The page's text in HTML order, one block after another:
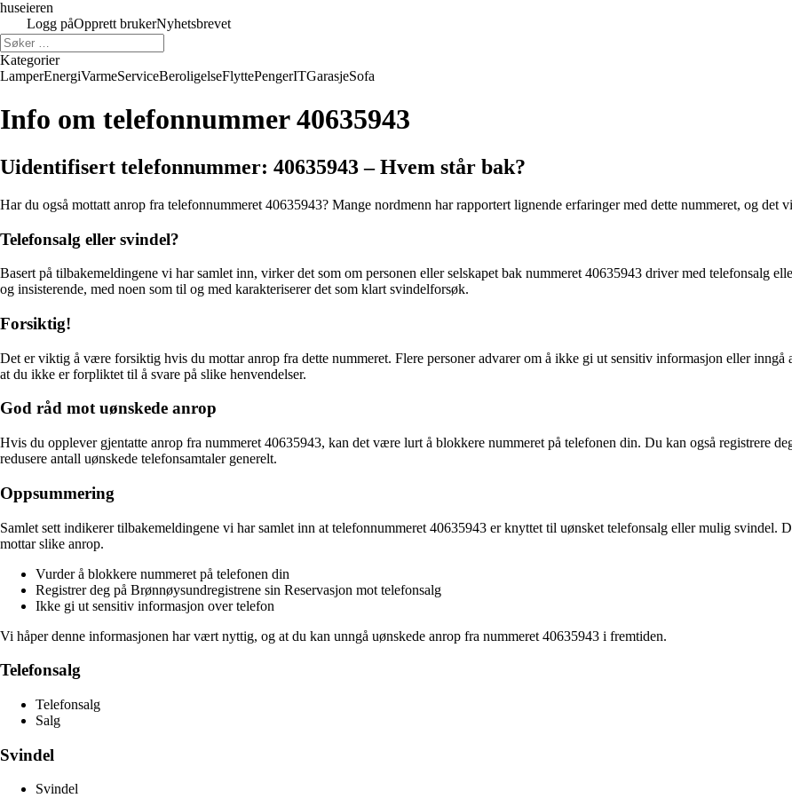
huseieren
Logg påOpprett brukerNyhetsbrevet
Kategorier
LamperEnergiVarmeServiceBeroligelseFlyttePengerITGarasjeSofa
Info om telefonnummer 40635943
Uidentifisert telefonnummer: 40635943 – Hvem står bak?
Har du også mottatt anrop fra telefonnummeret 40635943? Mange nordmenn har rapportert lignende erfaringer med dette nummeret, og
Telefonsalg eller svindel?
Basert på tilbakemeldingene vi har samlet inn, virker det som om personen eller selskapet bak nummeret 40635943 driver med telefonsalg
og insisterende, med noen som til og med karakteriserer det som klart svindelforsøk.
Forsiktig!
Det er viktig å være forsiktig hvis du mottar anrop fra dette nummeret. Flere personer advarer om å ikke gi ut sensitiv informasjon eller
at du ikke er forpliktet til å svare på slike henvendelser.
God råd mot uønskede anrop
Hvis du opplever gjentatte anrop fra nummeret 40635943, kan det være lurt å blokkere nummeret på telefonen din. Du kan også registrere
redusere antall uønskede telefonsamtaler generelt.
Oppsummering
Samlet sett indikerer tilbakemeldingene vi har samlet inn at telefonnummeret 40635943 er knyttet til uønsket telefonsalg eller mulig
mottar slike anrop.
Vurder å blokkere nummeret på telefonen din
Registrer deg på Brønnøysundregistrene sin Reservasjon mot telefonsalg
Ikke gi ut sensitiv informasjon over telefon
Vi håper denne informasjonen har vært nyttig, og at du kan unngå uønskede anrop fra nummeret 40635943 i fremtiden.
Telefonsalg
Telefonsalg
Salg
Svindel
Svindel